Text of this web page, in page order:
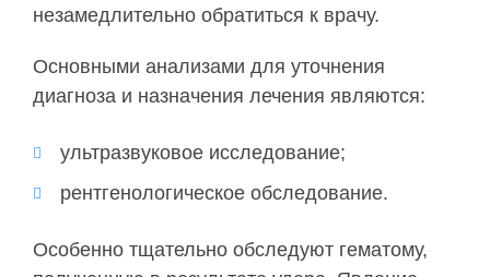
незамедлительно обратиться к врачу.
Основными анализами для уточнения
диагноза и назначения лечения являются:
ультразвуковое исследование;
рентгенологическое обследование.
Особенно тщательно обследуют гематому,